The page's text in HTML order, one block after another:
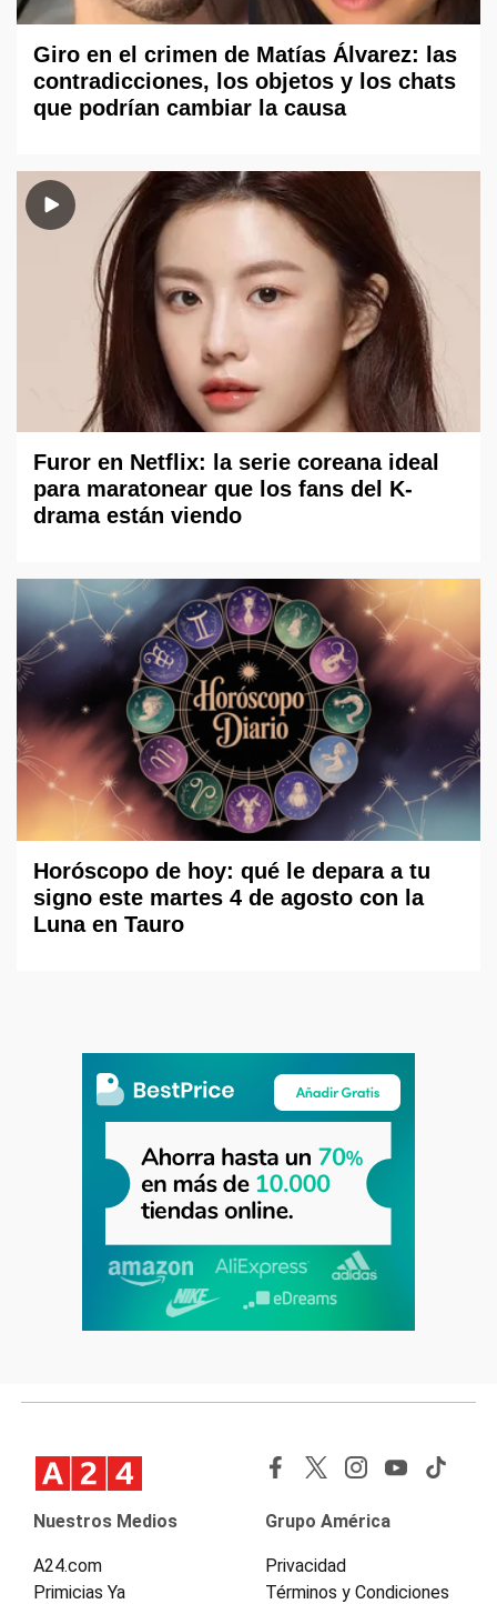
Giro en el crimen de Matías Álvarez: las
contradicciones, los objetos y los chats
que podrían cambiar la causa
Furor en Netflix: la serie coreana ideal
para maratonear que los fans del K-
drama están viendo
Horóscopo de hoy: qué le depara a tu
signo este martes 4 de agosto con la
Luna en Tauro
Nuestros Medios
A24.com
Primicias Ya
Grupo América
Privacidad
Términos y Condiciones